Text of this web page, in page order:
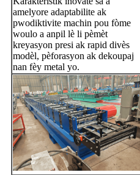
amelyore adaptabilite ak
pwodiktivite machin pou fòme
woulo a anpil lè li pèmèt
kreyasyon presi ak rapid divès
modèl, pèforasyon ak dekoupaj
nan fèy metal yo.